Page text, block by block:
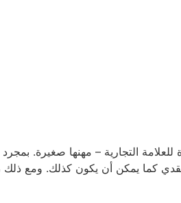
للعلامة التجارية – مهنها صغيرة.